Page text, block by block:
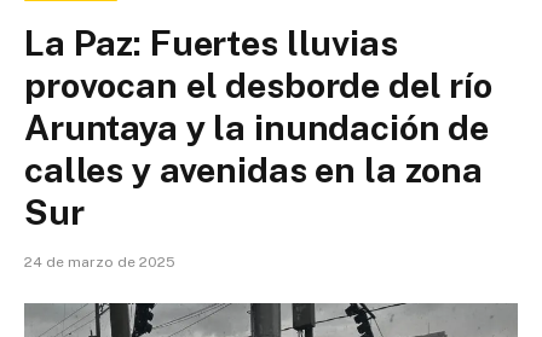
La Paz: Fuertes lluvias
provocan el desborde del río
Aruntaya y la inundación de
calles y avenidas en la zona
Sur
24 de marzo de 2025